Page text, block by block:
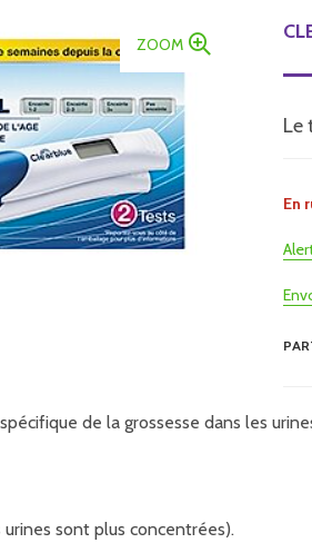
ZOOM
Le
En
de la grossesse dans les
sont plus concentrées).